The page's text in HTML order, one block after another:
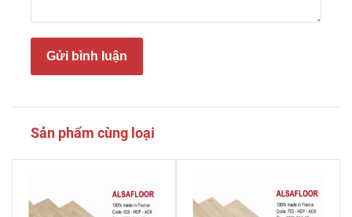
Gửi bình luận
Sản phẩm cùng loại